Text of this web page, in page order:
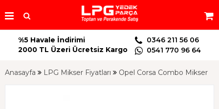
%5 Havale İndirimi
2000 TL Üzeri Ücretsiz Kargo
0346 211 56 06
0541 770 96 64
Anasayfa LPG Mikser Fiyatları Opel Corsa Combo Mikser